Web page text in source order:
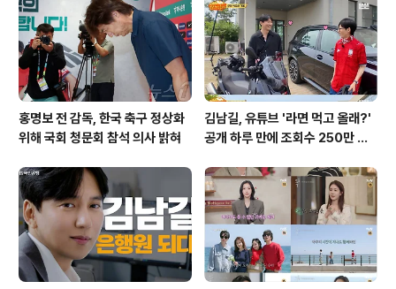
에 도전하는 '반(反)트럼프, 반(反)서방' 연대를 과시할 것
으로 보입니다. 특히 각종 첨단 무기 전시를 통해 세를 과시
하며, '북중러 대..
홍명보 전 감독, 한국 축구 정상화
위해 국회 청문회 참석 의사 밝혀
김남길, 유튜브 '라면 먹고 올래?'
공개 하루 만에 조회수 250만 돌